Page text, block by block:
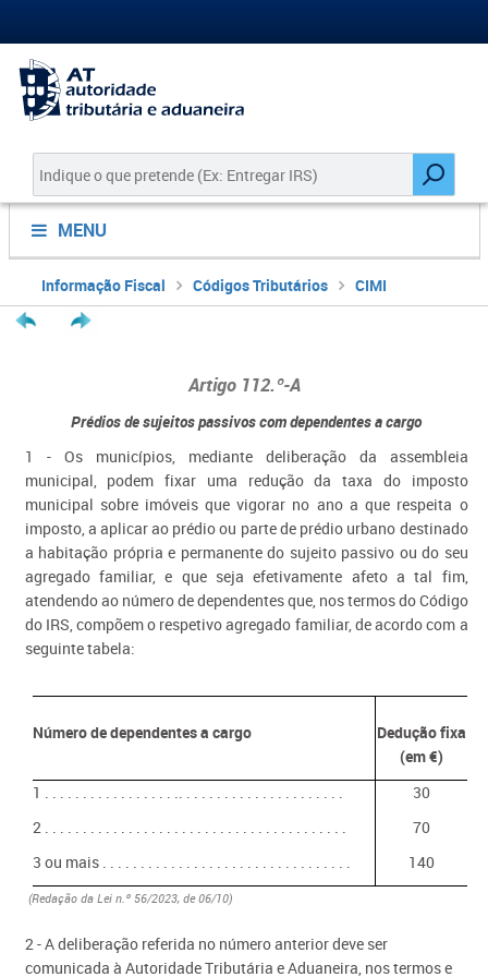
MENU
Informação Fiscal Códigos Tributários CIMI
Artigo 112.º​-A
Prédios de sujeitos passivos com dependentes a cargo
1 - Os municípios, mediante deliberação da assembleia
municipal, podem fixar uma redução da taxa do imposto
municipal sobre imóveis que vigorar no ano a que respeita o
imposto, a aplicar ao prédio ou parte de prédio urbano destinado
a habitação própria e permanente do sujeito passivo ou do seu
agregado familiar, e que seja efetivamente afeto a tal fim,
atendendo ao número de dependentes que, nos termos do Código
do IRS, compõem o respetivo agregado familiar, de acordo com a
seguinte tabela:
Número de dependentes a cargo
Dedução fixa
(em €)
1 . . . . . . . . . . . . . . . . . .. . . . . . . . . . . . . . . . . . . . . .
2 . . . . . . . . . . . . . . . . . . . . . . . . . . . . . . . . . . . . . . . .
3 ou mais . . . . . . . . . . . . . . . . . . . . . . . . . . . . . . . . .
30
70
140
(Redação da Lei n.º 56/2023, de 06/10)
2 - A deliberação referida no número anterior deve ser
comunicada à Autoridade Tributária e Aduaneira, nos termos e